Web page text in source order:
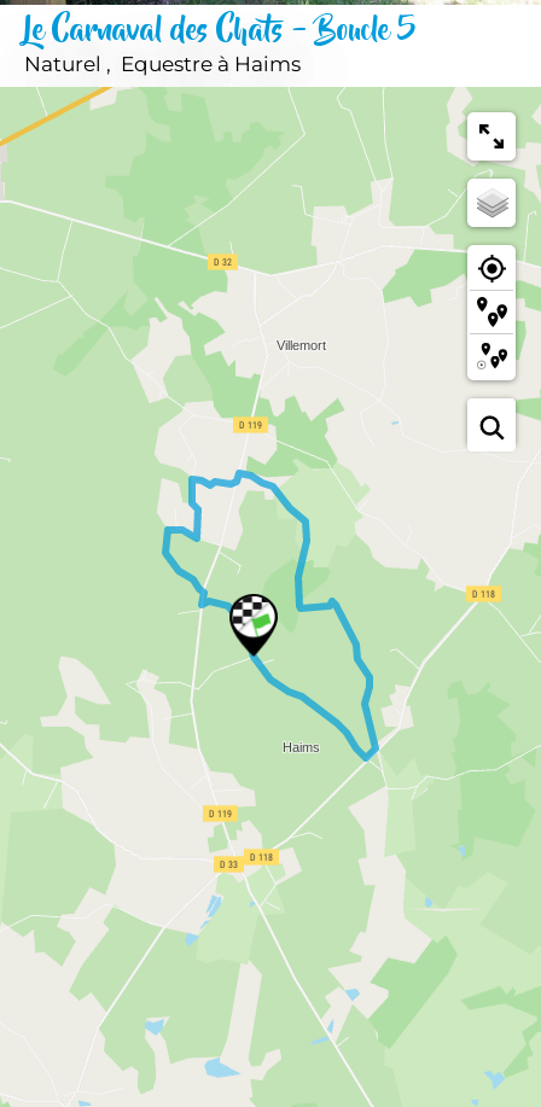
Le Carnaval des Chats - Boucle 5
Naturel , Equestre à Haims